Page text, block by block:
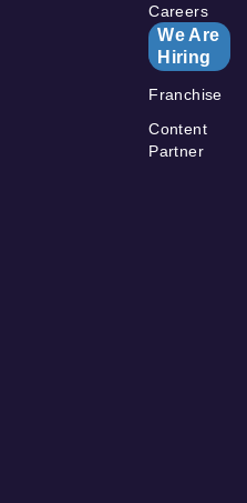
Careers
We Are
Hiring
Franchise
Content
Partner